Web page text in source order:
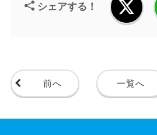
シェアする！
前へ 一覧へ